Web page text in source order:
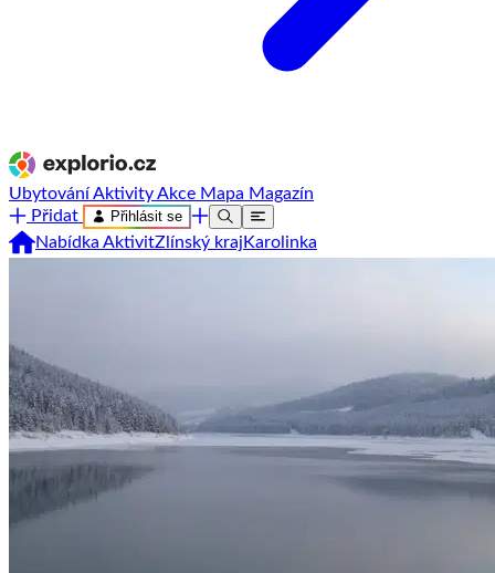
UbytováníAktivityAkce Mapa Magazín
Přidat
Přihlásit se
Nabídka AktivitZlínský kraj Karolinka